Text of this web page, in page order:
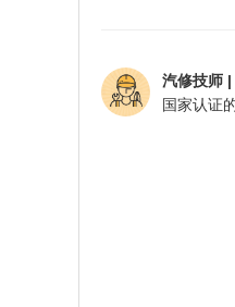
汽修技师 |